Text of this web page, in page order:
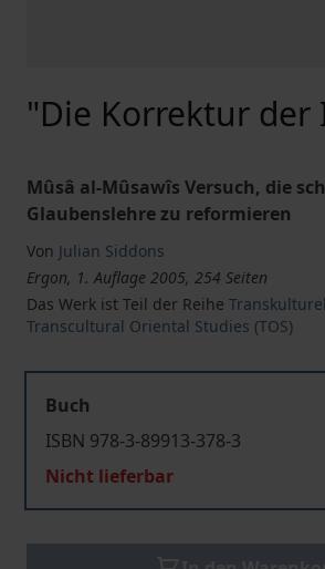
"Die Korrektur
Mûsâ al-Mûsawîs Versuch, die
Glaubenslehre zu reformieren
Von Julian Siddons
Ergon, 1. Auflage 2005, 254 Seiten
Das Werk ist Teil der Reihe
Transcultural Oriental Studies (TOS)
Buch
ISBN 978-3-89913-378-3
Nicht lieferbar